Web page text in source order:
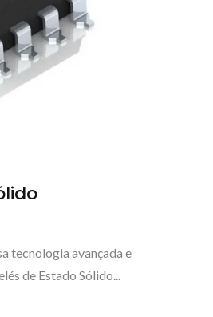
tecnologia avançada e
de Estado Sólido...